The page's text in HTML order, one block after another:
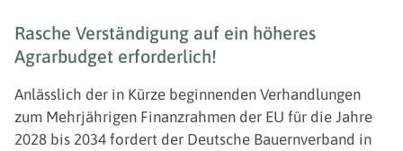
Rasche Verständigung auf ein höheres
Agrarbudget erforderlich!
Anlässlich der in Kürze beginnenden Verhandlungen
zum Mehrjährigen Finanzrahmen der EU für die Jahre
2028 bis 2034 fordert der Deutsche Bauernverband in